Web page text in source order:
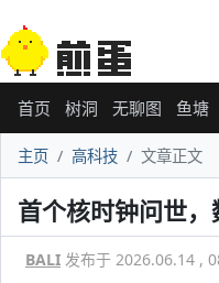
首页 树洞 无聊图 鱼塘
主页 高科技 文章正文
首个核时钟问世
BALI 发布于 2026.06.14 ,